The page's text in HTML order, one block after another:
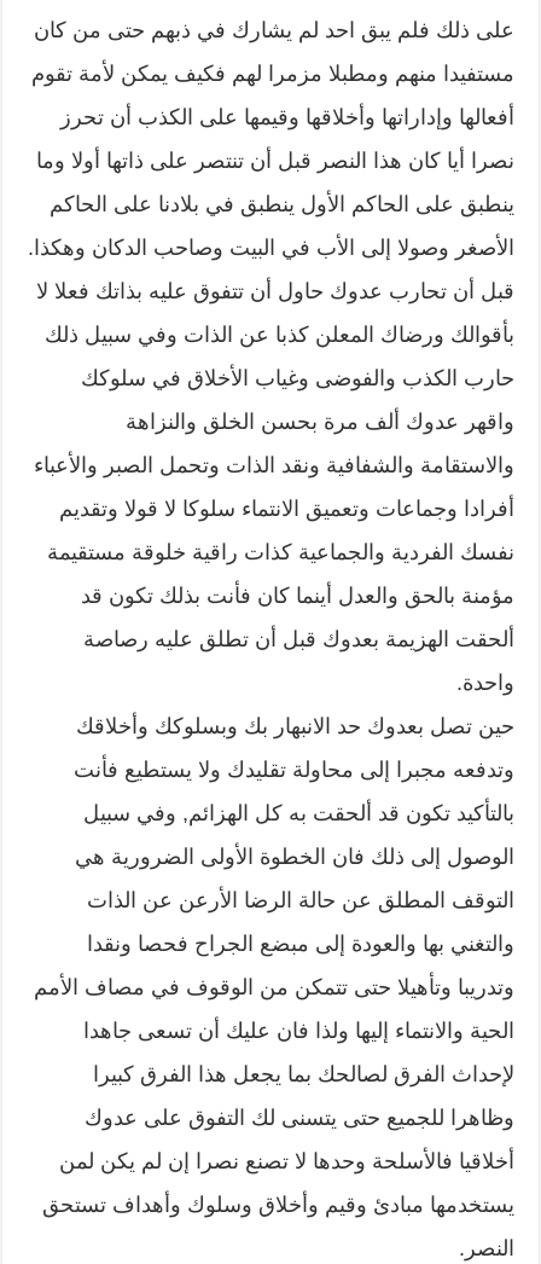
على ذلك فلم يبق احد لم يشارك في ذبهم حتى من كان
مستفيدا منهم ومطبلا مزمرا لهم فكيف يمكن لأمة تقوم
أفعالها وإداراتها وأخلاقها وقيمها على الكذب أن تحرز
نصرا أيا كان هذا النصر قبل أن تنتصر على ذاتها أولا وما
ينطبق على الحاكم الأول ينطبق في بلادنا على الحاكم
الأصغر وصولا إلى الأب في البيت وصاحب الدكان وهكذا.
قبل أن تحارب عدوك حاول أن تتفوق عليه بذاتك فعلا لا
بأقوالك ورضاك المعلن كذبا عن الذات وفي سبيل ذلك
حارب الكذب والفوضى وغياب الأخلاق في سلوكك
واقهر عدوك ألف مرة بحسن الخلق والنزاهة
والاستقامة والشفافية ونقد الذات وتحمل الصبر والأعباء
أفرادا وجماعات وتعميق الانتماء سلوكا لا قولا وتقديم
نفسك الفردية والجماعية كذات راقية خلوقة مستقيمة
مؤمنة بالحق والعدل أينما كان فأنت بذلك تكون قد
ألحقت الهزيمة بعدوك قبل أن تطلق عليه رصاصة
واحدة.
حين تصل بعدوك حد الانبهار بك وبسلوكك وأخلاقك
وتدفعه مجبرا إلى محاولة تقليدك ولا يستطيع فأنت
بالتأكيد تكون قد ألحقت به كل الهزائم, وفي سبيل
الوصول إلى ذلك فان الخطوة الأولى الضرورية هي
التوقف المطلق عن حالة الرضا الأرعن عن الذات
والتغني بها والعودة إلى مبضع الجراح فحصا ونقدا
وتدريبا وتأهيلا حتى تتمكن من الوقوف في مصاف الأمم
الحية والانتماء إليها ولذا فان عليك أن تسعى جاهدا
لإحداث الفرق لصالحك بما يجعل هذا الفرق كبيرا
وظاهرا للجميع حتى يتسنى لك التفوق على عدوك
أخلاقيا فالأسلحة وحدها لا تصنع نصرا إن لم يكن لمن
يستخدمها مبادئ وقيم وأخلاق وسلوك وأهداف تستحق
النصر.